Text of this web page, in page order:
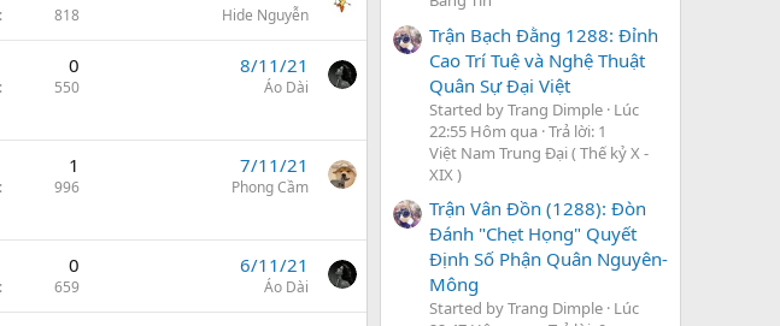
818 Hide Nguyễn
0
550
8/11/21
Áo Dài
1
996
7/11/21
Phong Cầm
0
659
6/11/21
Áo Dài
Trận Bạch Đằng 1288: Đỉnh
Cao Trí Tuệ và Nghệ Thuật
Quân Sự Đại Việt
Started by Trang Dimple Lúc
22:55 Hôm qua Trả lời: 1
Việt Nam Trung Đại ( Thế kỷ X -
XIX )
Trận Vân Đồn (1288): Đòn
Đánh "Chẹt Họng" Quyết
Định Số Phận Quân Nguyên-
Mông
Started by Trang Dimple Lúc